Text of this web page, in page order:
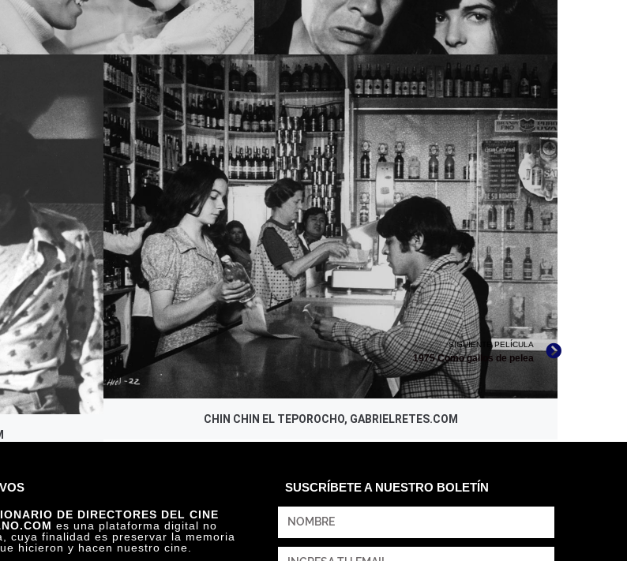
CHIN EL TEPOROCHO, GABRIELRETES.COM
CHIN CHIN EL TEPOROCHO, GABRIELRETES.COM
CHIN CHIN EL TEPOROCHO, GABRIELRETES.COM
SIGUIENTE PELÍCULA
1975 Como gallos de pelea
DE DIRECTORES DEL CINE
es una plataforma digital no
cuya finalidad es preservar la memoria
hicieron y hacen nuestro cine.
SUSCRÍBETE A NUESTRO BOLETÍN